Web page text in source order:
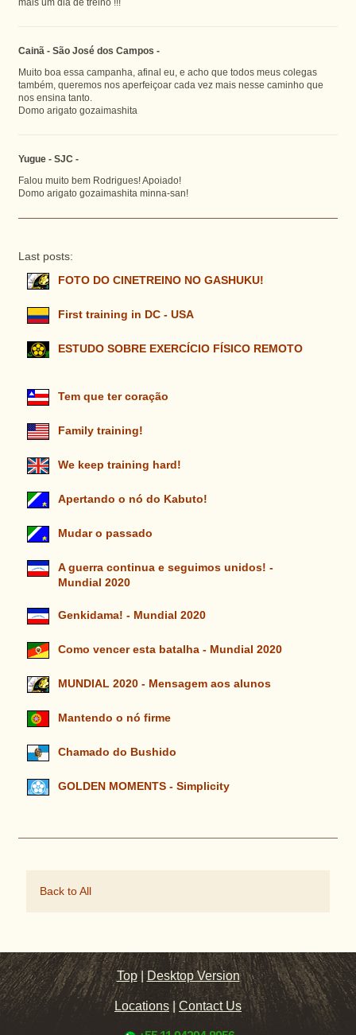
Cainã - São José dos Campos -
Muito boa essa campanha, afinal eu, e acho que todos meus colegas
também, queremos nos aperfeiçoar cada vez mais nesse caminho que
nos ensina tanto.
Domo arigato gozaimashita
Yugue - SJC -
Falou muito bem Rodrigues! Apoiado!
Domo arigato gozaimashita minna-san!
Last posts:
FOTO DO CINETREINO NO GASHUKU!
First training in DC - USA
ESTUDO SOBRE EXERCÍCIO FÍSICO REMOTO
Tem que ter coração
Family training!
We keep training hard!
Apertando o nó do Kabuto!
Mudar o passado
A guerra continua e seguimos unidos! -
Mundial 2020
Genkidama! - Mundial 2020
Como vencer esta batalha - Mundial 2020
MUNDIAL 2020 - Mensagem aos alunos
Mantendo o nó firme
Chamado do Bushido
GOLDEN MOMENTS - Simplicity
Back to All
Top |Desktop Version
Locations|Contact Us